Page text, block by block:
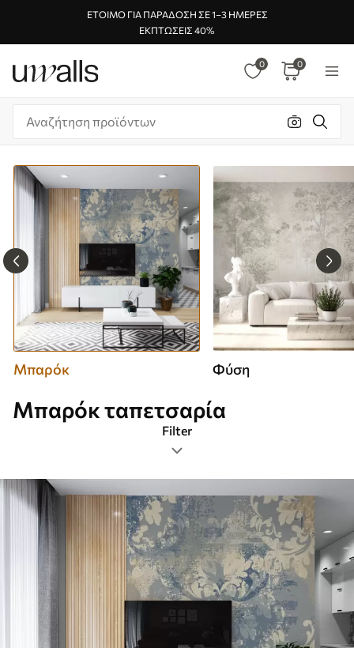
ΈΤΟΙΜΟ ΓΙΑ ΠΑΡΆΔΟΣΗ ΣΕ 1–3 ΗΜΈΡΕΣ
ΕΚΠΤΏΣΕΙΣ 40%
0 0
Μπαρόκ Φύση
Μπαρόκ ταπετσαρία
Filter
Ετικέτες
Μορφή εικόνας
Χρώμα
Smart
Επαναφέρετε τα πάντα